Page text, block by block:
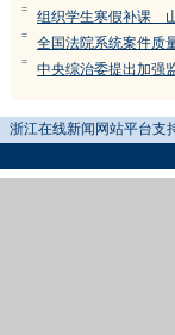
= 组织学生寒假补课
= 全国法院系统案件质
= 中央综治委提出加强
浙江在线新闻网站平台